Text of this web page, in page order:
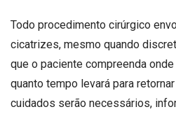
Todo procedimento cirúrgico
cicatrizes, mesmo quando
que o paciente compreenda
quanto tempo levará para
cuidados serão necessários,